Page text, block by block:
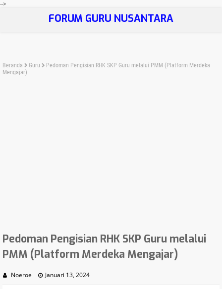
-->
FORUM GURU NUSANTARA
Beranda Guru
Pedoman Pengisian RHK SKP Guru melalui PMM (Platform Merdeka
Mengajar)
Pedoman Pengisian RHK SKP Guru melalui
PMM (Platform Merdeka Mengajar)
Noeroe Januari 13, 2024